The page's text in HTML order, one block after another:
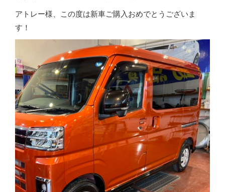
アトレー様、この度は新車ご購入おめでとうございま
す！